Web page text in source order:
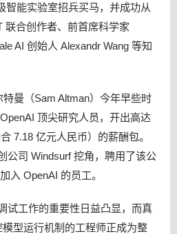
智能实验室招兵买马，并成功从
联合创作者、前首席科学家
AI 创始人 Alexandr Wang 等知
曼（Sam Altman）今年早些时
顶尖研究人员，开出高达
7.18 亿元人民币）的薪酬包。
公司 Windsurf 挖角，聘用了该公
入 OpenAI 的员工。
试工作的重要性日益凸显，而真
型运行机制的工程师正成为整